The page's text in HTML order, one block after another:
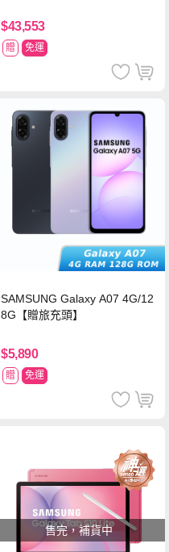
$43,553
贈 免運
SAMSUNG Galaxy A07 4G/12
8G【贈旅充頭】
$5,890
贈 免運
售完，補貨中